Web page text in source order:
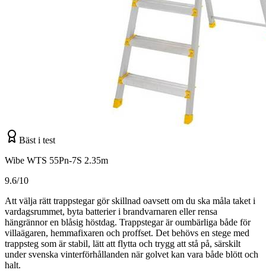
Bäst i test
Wibe WTS 55Pn-7S 2.35m
9.6/10
Att välja rätt trappstegar gör skillnad oavsett om du ska måla taket i
vardagsrummet, byta batterier i brandvarnaren eller rensa
hängrännor en blåsig höstdag. Trappstegar är oumbärliga både för
villaägaren, hemmafixaren och proffset. Det behövs en stege med
trappsteg som är stabil, lätt att flytta och trygg att stå på, särskilt
under svenska vinterförhållanden när golvet kan vara både blött och
halt.